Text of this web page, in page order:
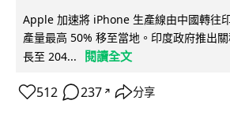
Apple 加速將 iPhone 生產線由中國轉往
產量最高 50% 移至當地。印度政府推出
長至 204...
閱讀全文
512 237 ↗ 分享